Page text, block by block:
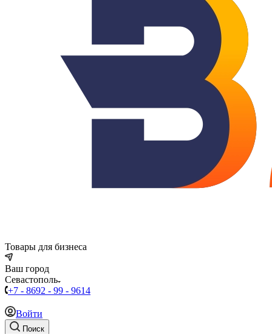
Товары для бизнеса
Ваш город
Севастополь
+7 - 8692 - 99 - 9614
Войти
Поиск